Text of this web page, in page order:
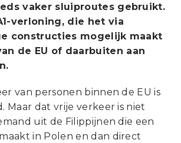
vaker sluiproutes gebruikt.
verloning, die het via
constructies mogelijk maakt
de EU of daarbuiten aan
van personen binnen de EU is
Maar dat vrije verkeer is niet
uit de Filippijnen die een
in Polen en dan direct